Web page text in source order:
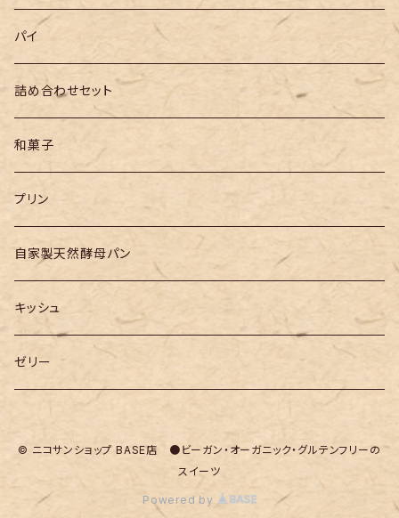
パイ
詰め合わせセット
和菓子
プリン
自家製天然酵母パン
キッシュ
ゼリー
© ニコサンショップ BASE店 ●ビーガン・オーガニック・グルテンフリーの
スイーツ
Powered by